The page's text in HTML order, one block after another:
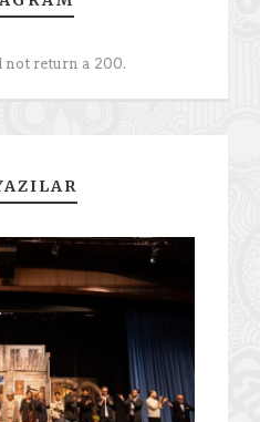
return a 200.